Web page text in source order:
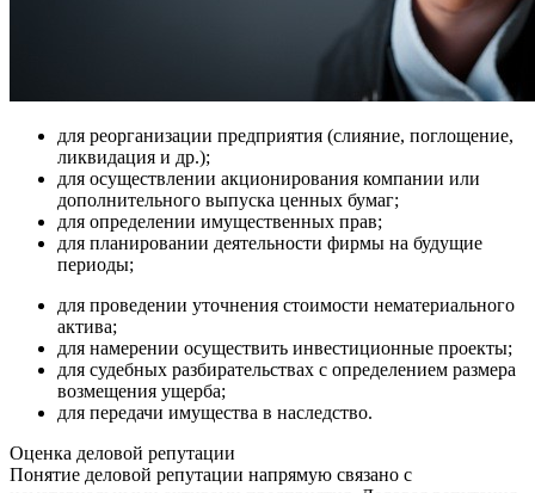
для реорганизации предприятия (слияние, поглощение,
ликвидация и др.);
для осуществлении акционирования компании или
дополнительного выпуска ценных бумаг;
для определении имущественных прав;
для планировании деятельности фирмы на будущие
периоды;
для проведении уточнения стоимости нематериального
актива;
для намерении осуществить инвестиционные проекты;
для судебных разбирательствах с определением размера
возмещения ущерба;
для передачи имущества в наследство.
Оценка деловой репутации
Понятие деловой репутации напрямую связано с